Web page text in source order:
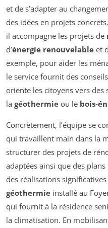
et de s’adapter au
des idées en projets
il accompagne les projets de
d’énergie renouvelable et
exemple, pour aider les
le service fournit des
oriente les citoyens vers
la géothermie ou le bois-
Concrètement, l’équipe se
qui travaillent main dans la
structurer des projets de
adaptées ainsi que des
des réalisations
géothermie installé au
qui fournit à la résidence
la climatisation. En